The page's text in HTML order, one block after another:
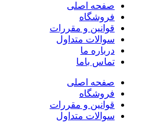
صفحه اصلی
فروشگاه
قوانین و مقررات
سوالات متداول
درباره ما
تماس باما
صفحه اصلی
فروشگاه
قوانین و مقررات
سوالات متداول